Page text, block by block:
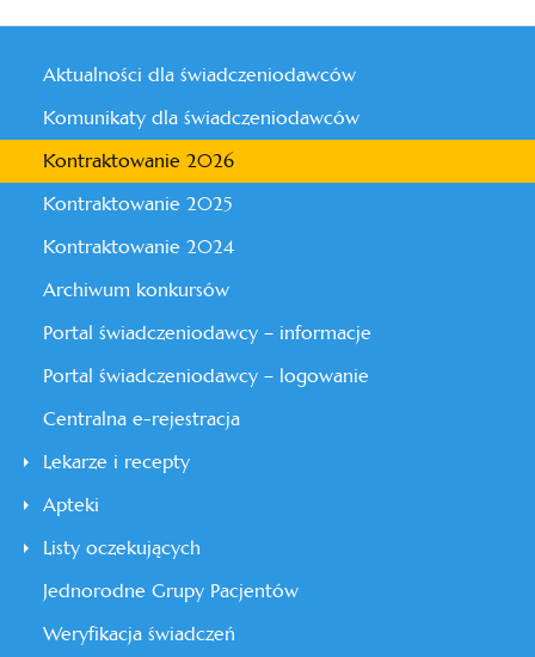
Aktualności dla świadczeniodawców
Komunikaty dla świadczeniodawców
Kontraktowanie 2026
Kontraktowanie 2025
Kontraktowanie 2024
Archiwum konkursów
Portal świadczeniodawcy – informacje
Portal świadczeniodawcy – logowanie
Centralna e-rejestracja
Lekarze i recepty
Apteki
Listy oczekujących
Jednorodne Grupy Pacjentów
Weryfikacja świadczeń